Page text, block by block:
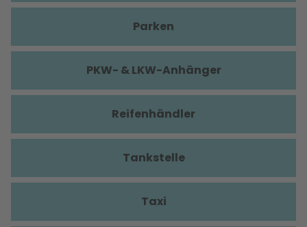
Parken
PKW- & LKW-Anhänger
Reifenhändler
Tankstelle
Taxi